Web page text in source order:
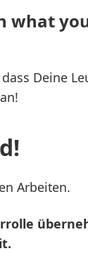
what
Deine
Arbeiten.